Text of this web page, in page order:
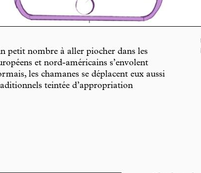
petit nombre à aller piocher dans les
et nord-américains s’envolent
les chamanes se déplacent eux aussi
teintée d’appropriation